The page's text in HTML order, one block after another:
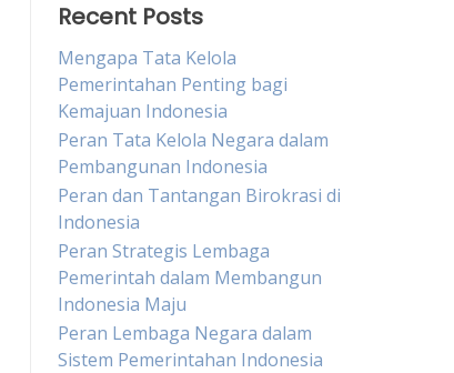
Recent Posts
Mengapa Tata Kelola
Pemerintahan Penting bagi
Kemajuan Indonesia
Peran Tata Kelola Negara dalam
Pembangunan Indonesia
Peran dan Tantangan Birokrasi di
Indonesia
Peran Strategis Lembaga
Pemerintah dalam Membangun
Indonesia Maju
Peran Lembaga Negara dalam
Sistem Pemerintahan Indonesia